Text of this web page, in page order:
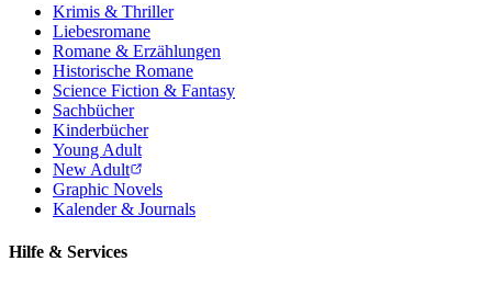
Krimis & Thriller
Liebesromane
Romane & Erzählungen
Historische Romane
Science Fiction & Fantasy
Sachbücher
Kinderbücher
Young Adult
New Adult
Graphic Novels
Kalender & Journals
Hilfe & Services